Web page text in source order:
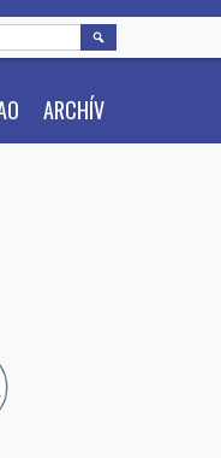
ARCHÍV
KERESÉS: